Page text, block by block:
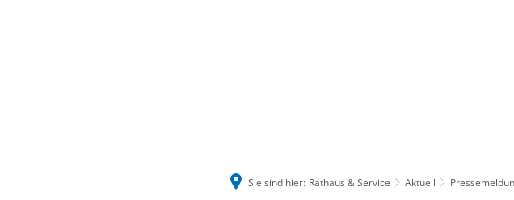
Sie sind hier: Rathaus & Service Aktuell